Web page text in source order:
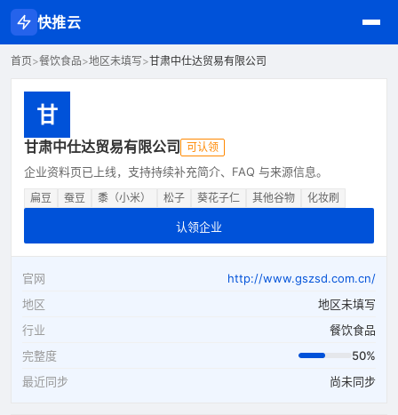
快推云
首页>餐饮食品>地区未填写>甘肃中仕达贸易有限公司
甘
甘肃中仕达贸易有限公司 可认领
企业资料页已上线，支持持续补充简介、FAQ 与来源信息。
扁豆 蚕豆 黍（小米） 松子 葵花子仁 其他谷物 化妆刷
认领企业
官网
http://www.gszsd.com.cn/
地区
地区未填写
行业
餐饮食品
完整度
50%
最近同步
尚未同步